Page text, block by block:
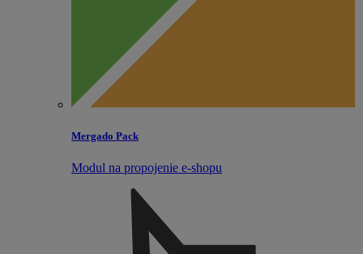
Mergado Pack
Modul na propojenie e‑shopu